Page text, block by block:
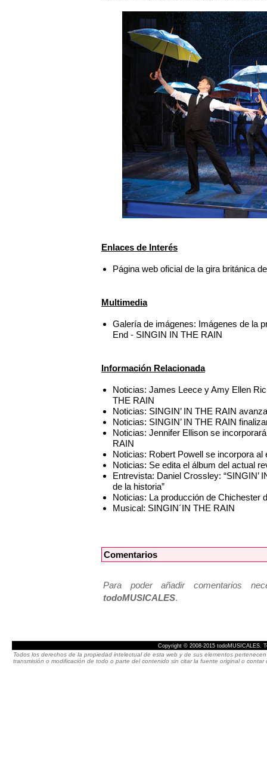
Enlaces de Interés
Página web oficial de la gira británica
Multimedia
Galería de imágenes: Imágenes de la
End - SINGIN IN THE RAIN
Información Relacionada
Noticias: James Leece y Amy Ellen
THE RAIN
Noticias: SINGIN’ IN THE RAIN
Noticias: SINGIN’ IN THE RAIN
Noticias: Jennifer Ellison se
RAIN
Noticias: Robert Powell se incorpora
Noticias: Se edita el álbum del actual
Entrevista: Daniel Crossley:
de la historia”
Noticias: La producción de Chichester
Musical: SINGIN´IN THE RAIN
Comentarios
Para poder añadir comentarios
todoMUSICALES.
Copyright © 2008-2015 todoMUSICALES.
Todos los derechos de la propiedad intelectual de esta web y de sus elementos
transmisión o modificación de todo o parte del contenido sin citar la fuente original o